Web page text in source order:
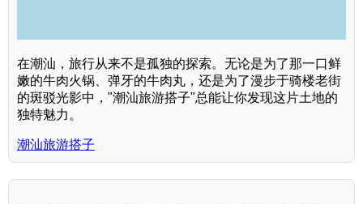
在潮汕，旅行从来不是孤独的探索。无论是为了那一口鲜
嫩的牛肉火锅、弹牙的牛肉丸，还是为了漫步于骑楼老街
的斑驳光影中，"潮汕旅游搭子"总能让你发现这片土地的
独特魅力。
潮汕旅游搭子